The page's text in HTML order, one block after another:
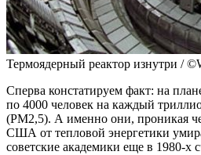
Термоядерный реактор изнутри /
Сперва констатируем факт: на
по 4000 человек на каждый
(PM2,5). А именно они, проникая
США от тепловой энергетики
советские академики еще в 1980-